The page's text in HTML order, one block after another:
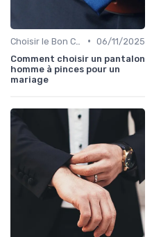
• 06/11/2025
Comment choisir un pantalon
homme à pinces pour un
mariage